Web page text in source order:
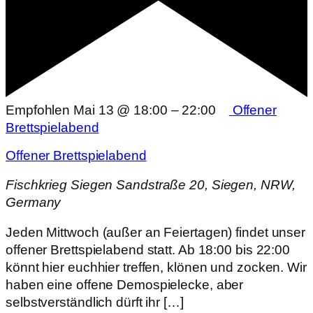
Empfohlen Mai 13 @ 18:00 – 22:00
Offener
Brettspielabend
Offener Brettspielabend
Fischkrieg SiegenSandstraße 20, Siegen, NRW,
Germany
Jeden Mittwoch (außer an Feiertagen) findet unser
offener Brettspielabend statt. Ab 18:00 bis 22:00
könnt hier euchhier treffen, klönen und zocken. Wir
haben eine offene Demospielecke, aber
selbstverständlich dürft ihr […]